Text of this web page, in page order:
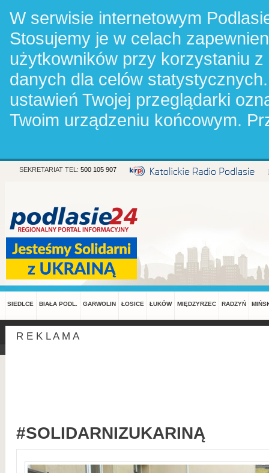
W serwisie internetowym
Stosujemy je w celach
użytkowników przy korzystaniu
danych dla celów
ustawień Twojej przeglądarki
Twoim urządzeniu końcowym.
SEKRETARIAT TEL: 500 105 907
SIEDLCE BIAŁA PODL. GARWOLIN ŁOSICE ŁUKÓW MIĘDZYRZEC RADZYŃ
R E K L A M A
#SOLIDARNIZUKARINĄ